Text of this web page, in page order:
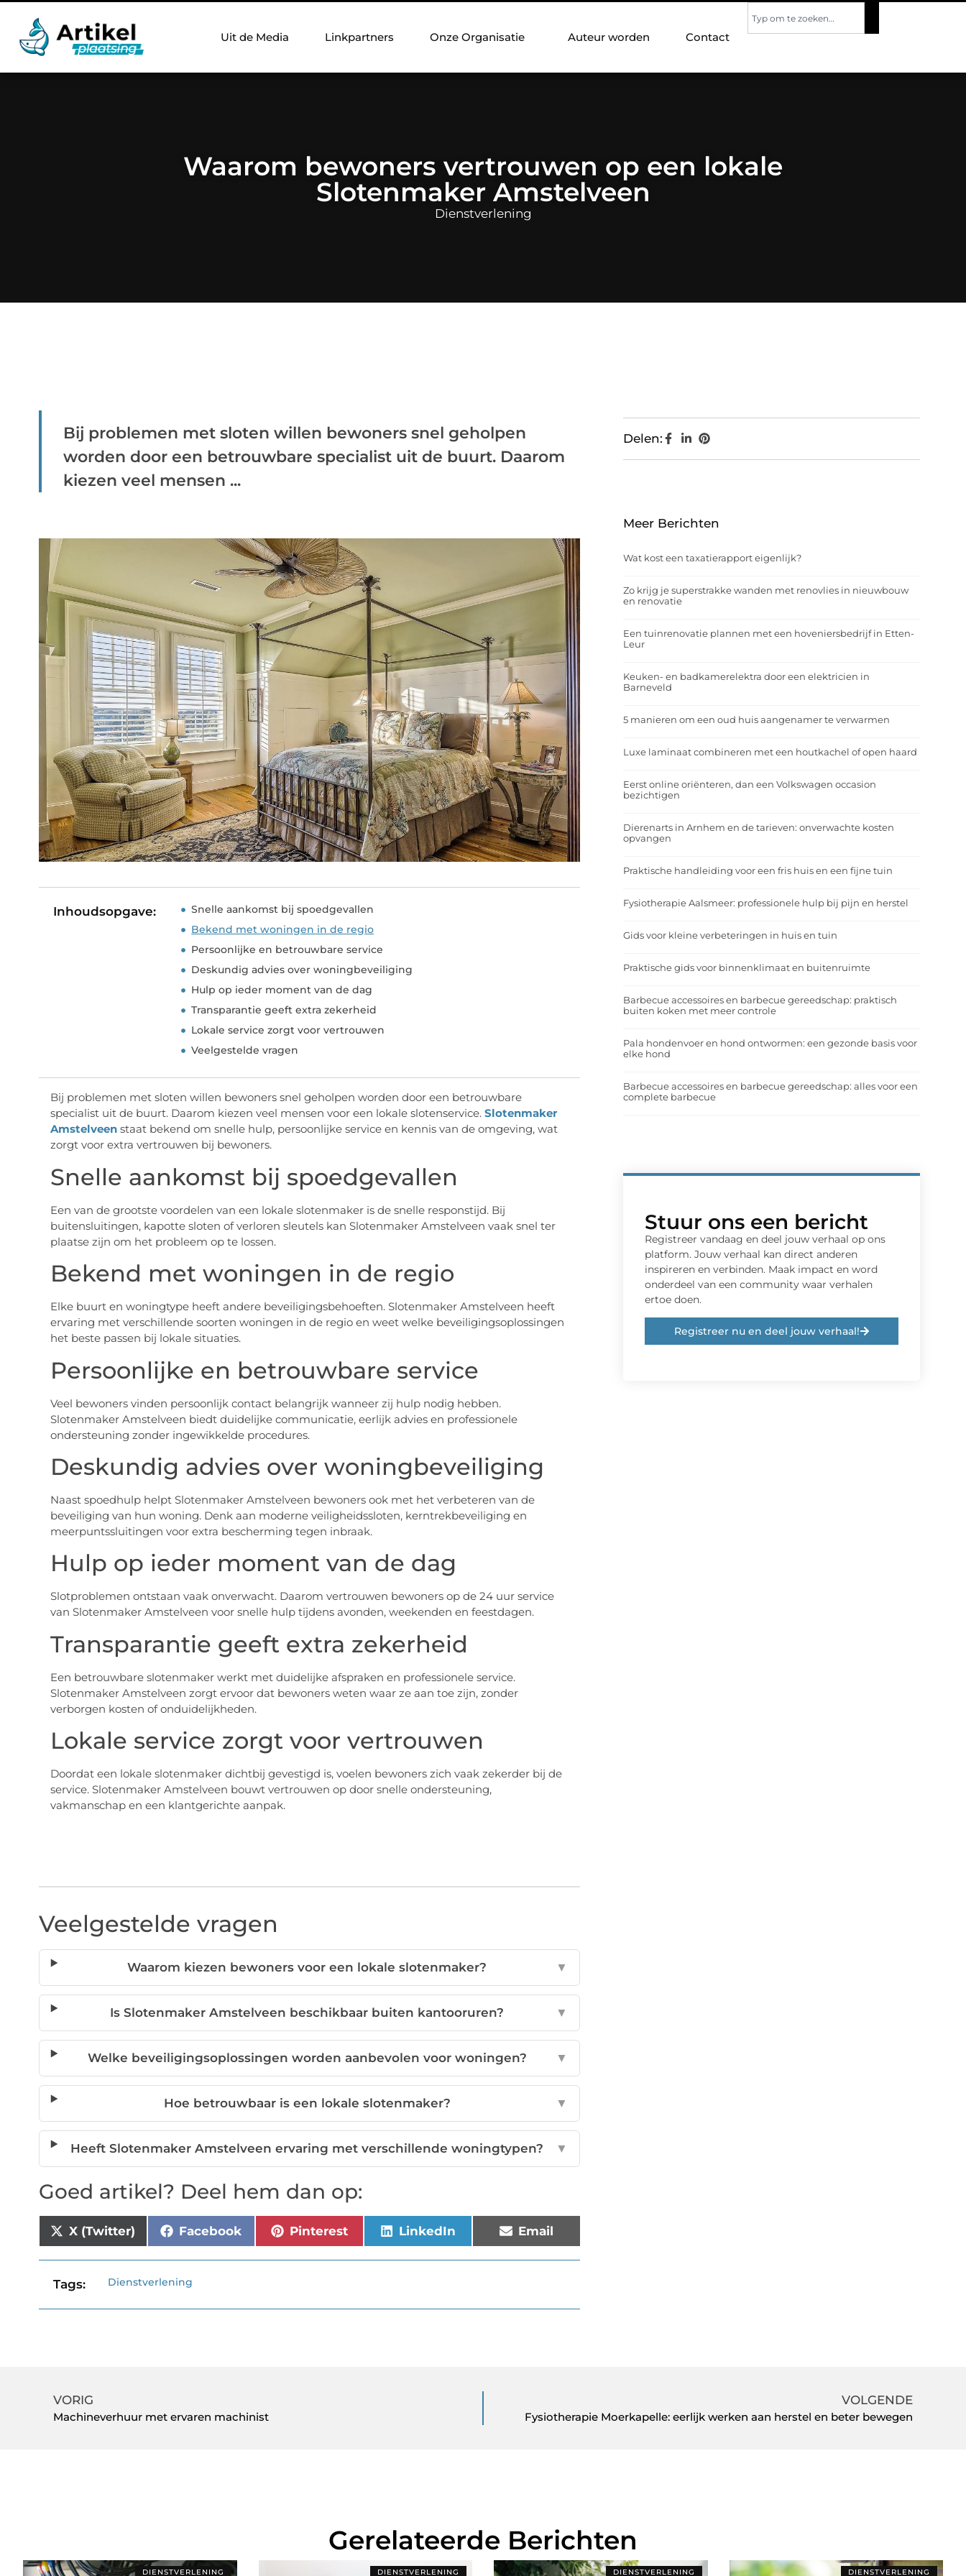
Uit de Media Linkpartners Onze Organisatie Auteur worden Contact
Waarom bewoners vertrouwen op een lokale
Slotenmaker Amstelveen
Dienstverlening
Bij problemen met sloten willen bewoners snel geholpen
worden door een betrouwbare specialist uit de buurt. Daarom
kiezen veel mensen ...
Inhoudsopgave:
Snelle aankomst bij spoedgevallen
Bekend met woningen in de regio
Persoonlijke en betrouwbare service
Deskundig advies over woningbeveiliging
Hulp op ieder moment van de dag
Transparantie geeft extra zekerheid
Lokale service zorgt voor vertrouwen
Veelgestelde vragen
Bij problemen met sloten willen bewoners snel geholpen worden door een betrouwbare
specialist uit de buurt. Daarom kiezen veel mensen voor een lokale slotenservice. Slotenmaker
Amstelveenstaat bekend om snelle hulp, persoonlijke service en kennis van de omgeving, wat
zorgt voor extra vertrouwen bij bewoners.
Snelle aankomst bij spoedgevallen
Een van de grootste voordelen van een lokale slotenmaker is de snelle responstijd. Bij
buitensluitingen, kapotte sloten of verloren sleutels kan Slotenmaker Amstelveen vaak snel ter
plaatse zijn om het probleem op te lossen.
Bekend met woningen in de regio
Elke buurt en woningtype heeft andere beveiligingsbehoeften. Slotenmaker Amstelveen heeft
ervaring met verschillende soorten woningen in de regio en weet welke beveiligingsoplossingen
het beste passen bij lokale situaties.
Persoonlijke en betrouwbare service
Veel bewoners vinden persoonlijk contact belangrijk wanneer zij hulp nodig hebben.
Slotenmaker Amstelveen biedt duidelijke communicatie, eerlijk advies en professionele
ondersteuning zonder ingewikkelde procedures.
Deskundig advies over woningbeveiliging
Naast spoedhulp helpt Slotenmaker Amstelveen bewoners ook met het verbeteren van de
beveiliging van hun woning. Denk aan moderne veiligheidssloten, kerntrekbeveiliging en
meerpuntssluitingen voor extra bescherming tegen inbraak.
Hulp op ieder moment van de dag
Slotproblemen ontstaan vaak onverwacht. Daarom vertrouwen bewoners op de 24 uur service
van Slotenmaker Amstelveen voor snelle hulp tijdens avonden, weekenden en feestdagen.
Transparantie geeft extra zekerheid
Een betrouwbare slotenmaker werkt met duidelijke afspraken en professionele service.
Slotenmaker Amstelveen zorgt ervoor dat bewoners weten waar ze aan toe zijn, zonder
verborgen kosten of onduidelijkheden.
Lokale service zorgt voor vertrouwen
Doordat een lokale slotenmaker dichtbij gevestigd is, voelen bewoners zich vaak zekerder bij de
service. Slotenmaker Amstelveen bouwt vertrouwen op door snelle ondersteuning,
vakmanschap en een klantgerichte aanpak.
Veelgestelde vragen
Waarom kiezen bewoners voor een lokale slotenmaker? ▼
Is Slotenmaker Amstelveen beschikbaar buiten kantooruren? ▼
Welke beveiligingsoplossingen worden aanbevolen voor woningen? ▼
Hoe betrouwbaar is een lokale slotenmaker? ▼
Heeft Slotenmaker Amstelveen ervaring met verschillende woningtypen? ▼
Goed artikel? Deel hem dan op:
X (Twitter) Facebook Pinterest LinkedIn Email
Tags: Dienstverlening
Delen:
Meer Berichten
Wat kost een taxatierapport eigenlijk?
Zo krijg je superstrakke wanden met renovlies in nieuwbouw
en renovatie
Een tuinrenovatie plannen met een hoveniersbedrijf in Etten-
Leur
Keuken- en badkamerelektra door een elektricien in
Barneveld
5 manieren om een oud huis aangenamer te verwarmen
Luxe laminaat combineren met een houtkachel of open haard
Eerst online oriënteren, dan een Volkswagen occasion
bezichtigen
Dierenarts in Arnhem en de tarieven: onverwachte kosten
opvangen
Praktische handleiding voor een fris huis en een fijne tuin
Fysiotherapie Aalsmeer: professionele hulp bij pijn en herstel
Gids voor kleine verbeteringen in huis en tuin
Praktische gids voor binnenklimaat en buitenruimte
Barbecue accessoires en barbecue gereedschap: praktisch
buiten koken met meer controle
Pala hondenvoer en hond ontwormen: een gezonde basis voor
elke hond
Barbecue accessoires en barbecue gereedschap: alles voor een
complete barbecue
Stuur ons een bericht
Registreer vandaag en deel jouw verhaal op ons
platform. Jouw verhaal kan direct anderen
inspireren en verbinden. Maak impact en word
onderdeel van een community waar verhalen
ertoe doen.
Registreer nu en deel jouw verhaal!
VORIG
Machineverhuur met ervaren machinist
VOLGENDE
Fysiotherapie Moerkapelle: eerlijk werken aan herstel en beter bewegen
Gerelateerde Berichten
DIENSTVERLENING DIENSTVERLENING DIENSTVERLENING DIENSTVERLENING